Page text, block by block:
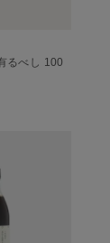
るべし 100